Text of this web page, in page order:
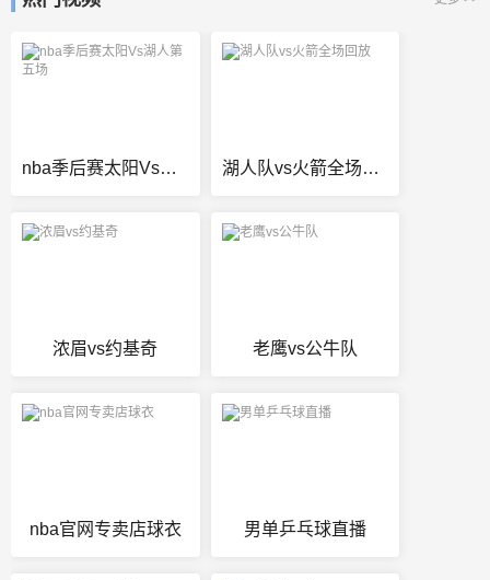
nba季后赛太阳Vs湖人第五场 湖人队vs火箭全场回放
浓眉vs约基奇 老鹰vs公牛队
nba官网专卖店球衣 男单乒乓球直播